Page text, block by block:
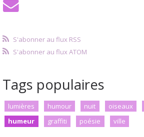
S'abonner au flux RSS
S'abonner au flux ATOM
Tags populaires
lumières humour nuit oiseaux
humeur
graffiti poésie ville